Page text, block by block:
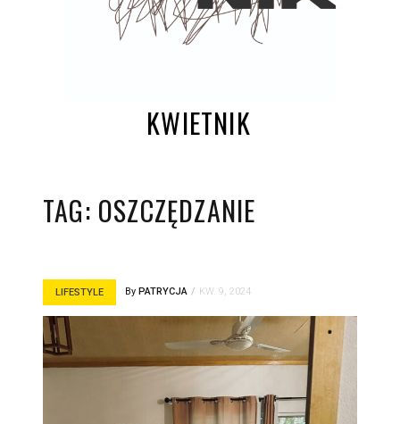
KWIETNIK
TAG: OSZCZĘDZANIE
LIFESTYLE By PATRYCJA KW. 9, 2024